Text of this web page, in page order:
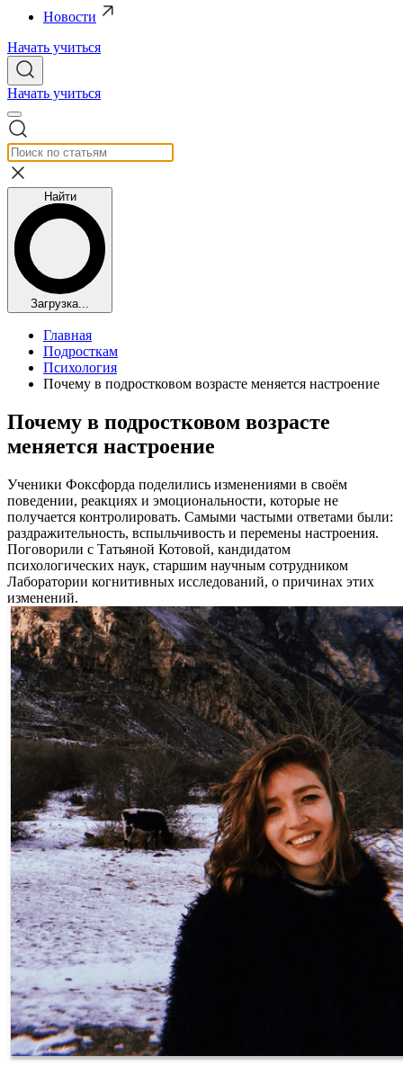
Новости
Начать учиться
Начать учиться
Найти
Загрузка...
Главная
Подросткам
Психология
Почему в подростковом возрасте меняется настроение
Почему в подростковом возрасте
меняется настроение
Ученики Фоксфорда поделились изменениями в своём
поведении, реакциях и эмоциональности, которые не
получается контролировать. Самыми частыми ответами были:
раздражительность, вспыльчивость и перемены настроения.
Поговорили с Татьяной Котовой, кандидатом
психологических наук, старшим научным сотрудником
Лаборатории когнитивных исследований, о причинах этих
изменений.